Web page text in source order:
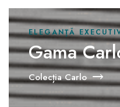
ELEGANȚĂ
Gama
Colecția Carlo